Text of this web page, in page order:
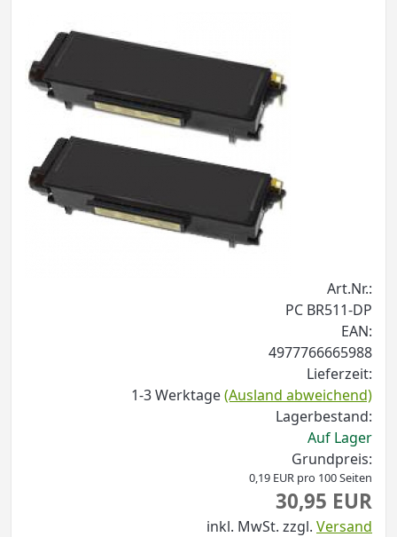
Art.Nr.:
PC BR511-DP
EAN:
4977766665988
Lieferzeit:
1-3 Werktage(Ausland abweichend)
Lagerbestand:
Auf Lager
Grundpreis:
0,19 EUR pro 100 Seiten
30,95 EUR
inkl. MwSt. zzgl. Versand